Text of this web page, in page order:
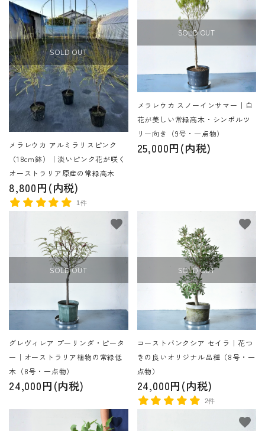
SOLD OUT
メラレウカ アルミラリスピンク
（18cm鉢）｜淡いピンク花が咲く
オーストラリア原産の常緑高木
8,800円(内税)
1件
SOLD OUT
メラレウカ スノーインサマー｜白
花が美しい常緑高木・シンボルツ
リー向き（9号・一点物）
25,000円(内税)
SOLD OUT
グレヴィレア プーリンダ・ピータ
ー｜オーストラリア植物の常緑低
木（8号・一点物）
24,000円(内税)
favorite
SOLD OUT
コーストバンクシア セイラ｜花つ
きの良いオリジナル品種（8号・一
点物）
24,000円(内税)
2件
favorite
favorite favorite